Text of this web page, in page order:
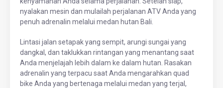
nyalakan mesin dan mulailah perjalanan ATV Anda yang
penuh adrenalin melalui medan hutan Bali.
Lintasi jalan setapak yang sempit, arungi sungai yang
dangkal, dan taklukkan rintangan yang menantang saat
Anda menjelajah lebih dalam ke dalam hutan. Rasakan
adrenalin yang terpacu saat Anda mengarahkan quad
bike Anda yang bertenaga melalui medan yang terjal,